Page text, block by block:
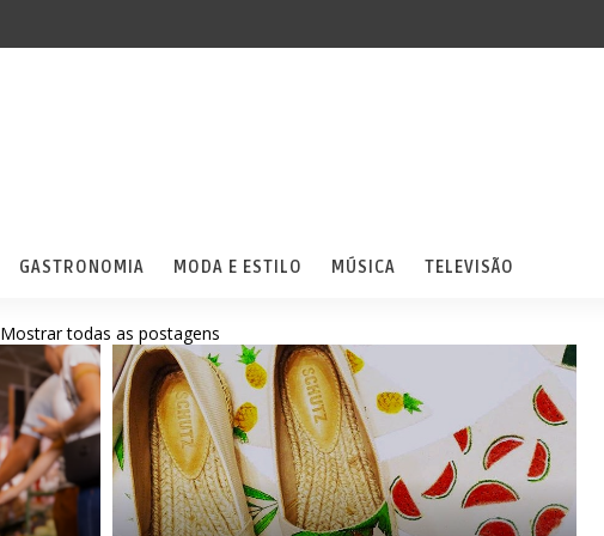
GASTRONOMIA MODA E ESTILO MÚSICA TELEVISÃO
Mostrar todas as postagens